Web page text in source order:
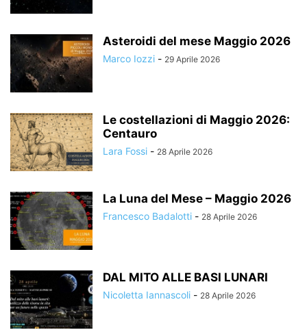
Asteroidi del mese Maggio 2026
Marco Iozzi - 29 Aprile 2026
Le costellazioni di Maggio 2026:
Centauro
Lara Fossi - 28 Aprile 2026
La Luna del Mese – Maggio 2026
Francesco Badalotti - 28 Aprile 2026
DAL MITO ALLE BASI LUNARI
Nicoletta Iannascoli - 28 Aprile 2026